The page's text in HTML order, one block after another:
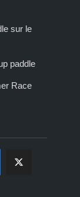
sur le
paddle
Race